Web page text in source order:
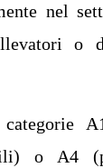
nel
o
o A4